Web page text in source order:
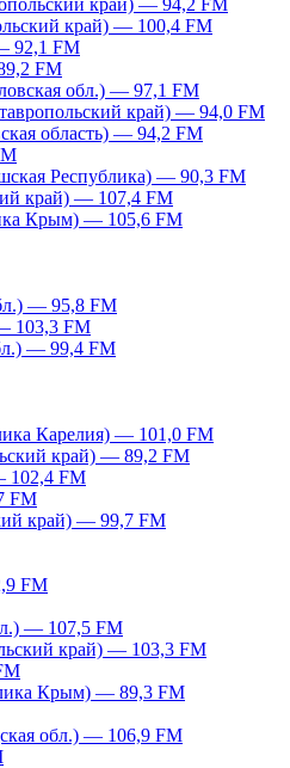
край) — 94,2 FM
край) — 100,4 FM
92,1 FM
FM
обл.) — 97,1 FM
край) — 94,0 FM
область) — 94,2 FM
Республика) — 90,3 FM
край) — 107,4 FM
Крым) — 105,6 FM
— 95,8 FM
103,3 FM
— 99,4 FM
Карелия) — 101,0 FM
край) — 89,2 FM
102,4 FM
FM
край) — 99,7 FM
FM
— 107,5 FM
край) — 103,3 FM
Крым) — 89,3 FM
обл.) — 106,9 FM